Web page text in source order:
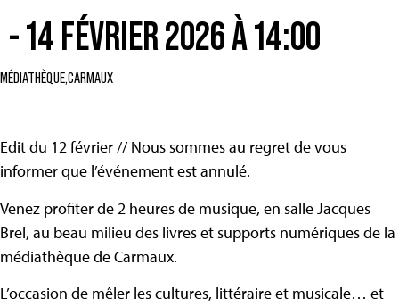
- 14 FÉVRIER 2026 À 14:00
MÉDIATHÈQUE,CARMAUX
Edit du 12 février // Nous sommes au regret de vous
informer que l’événement est annulé.
Venez profiter de 2 heures de musique, en salle Jacques
Brel, au beau milieu des livres et supports numériques de la
médiathèque de Carmaux.
L’occasion de mêler les cultures, littéraire et musicale… et